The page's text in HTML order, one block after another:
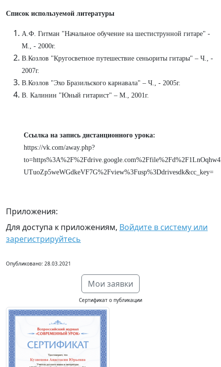
Список используемой литературы
А.Ф. Гитман "Начальное обучение на шестиструнной гитаре" -
М., - 2000г.
В.Козлов "Кругосветное путешествие сеньориты гитары" – Ч., -
2007г.
В.Козлов "Эхо Бразильского карнавала" – Ч., - 2005г.
В. Калинин "Юный гитарист" – М., 2001г.
Ссылка на запись дистанционного урока:
https://vk.com/away.php?
UTuoZp5weWGdkeVF7G%2Fview%3Fusp%3Ddrivesdk&cc_key=
Приложения:
Для доступа к приложениям, Войдите в систему или
зарегистрируйтесь
Опубликовано: 28.03.2021
Мои заявки
Сертификат о публикации